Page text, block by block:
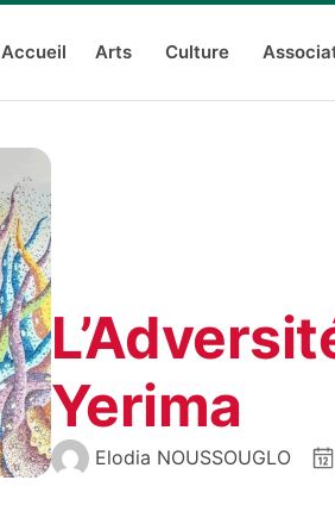
Accueil Arts Culture
Yerima
Elodia NOUSSOUGLO